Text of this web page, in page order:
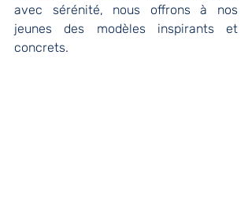
avec sérénité, nous offrons à nos
jeunes des modèles inspirants et
concrets.